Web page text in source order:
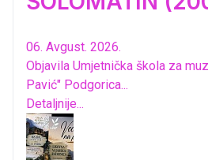
06. Avgust. 2026.
Objavila Umjetnička škola za
Pavić" Podgorica...
Detaljnije...